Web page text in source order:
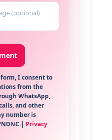
I consent to
from the
WhatsApp,
and other
number is
Privacy